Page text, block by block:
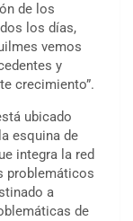
de los
los días,
vemos
y
crecimiento”.
ubicado
esquina de
integra la red
problemáticos
a
de